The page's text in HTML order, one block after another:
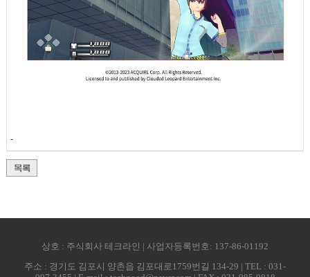
-
상호 : 주식회사 테크라인 | 사업자등록번호: 137-86-01192
주소 : 경기도 김포시 양촌읍 김포대로1759번길 134-29 | TEL : 031-